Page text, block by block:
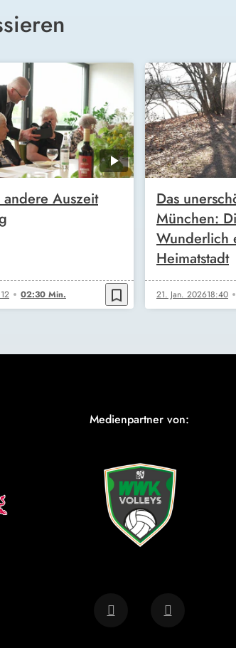
andere Auszeit
02:30 Min. bookmark_border
Das
München:
Wunderlich
Heimatstadt
21. Jan. 202618:40
Medienpartner von: